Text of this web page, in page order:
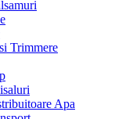
Trimmere
Apa